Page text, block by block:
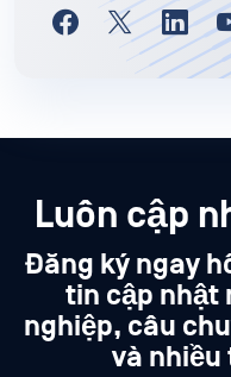
Luôn cập
Đăng ký ngay
tin cập nhật
nghiệp, câu
và nhiều